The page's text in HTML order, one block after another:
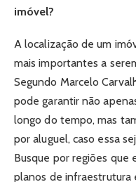
imóvel?
A localização de um
mais importantes a
Segundo Marcelo
pode garantir não
longo do tempo, mas
por aluguel, caso essa
Busque por regiões que
planos de